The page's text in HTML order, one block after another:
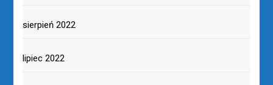
sierpień 2022
lipiec 2022